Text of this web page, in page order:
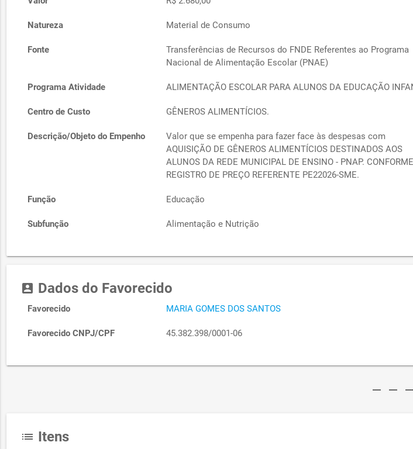
Natureza Material de Consumo
Fonte
Transferências de Recursos do FNDE Referentes ao Programa
Nacional de Alimentação Escolar (PNAE)
Programa Atividade ALIMENTAÇÃO ESCOLAR PARA ALUNOS DA EDUCAÇÃO
Centro de Custo GÊNEROS ALIMENTÍCIOS.
Descrição/Objeto do Empenho
Valor que se empenha para fazer face às despesas com
AQUISIÇÃO DE GÊNEROS ALIMENTÍCIOS DESTINADOS AOS
ALUNOS DA REDE MUNICIPAL DE ENSINO - PNAP. CONFORME
REGISTRO DE PREÇO REFERENTE PE22026-SME.
Função Educação
Subfunção Alimentação e Nutrição
account_box Dados do Favorecido
Favorecido MARIA GOMES DOS SANTOS
Favorecido CNPJ/CPF 45.382.398/0001-06
remove remove remove
list Itens